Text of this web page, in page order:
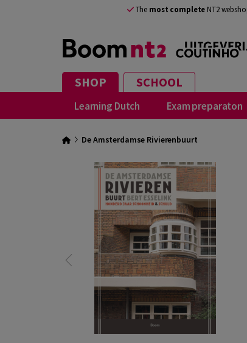
The most complete NT2
SHOP SCHOOL
Learning Dutch Exam preparaton
De Amsterdamse Rivierenbuurt